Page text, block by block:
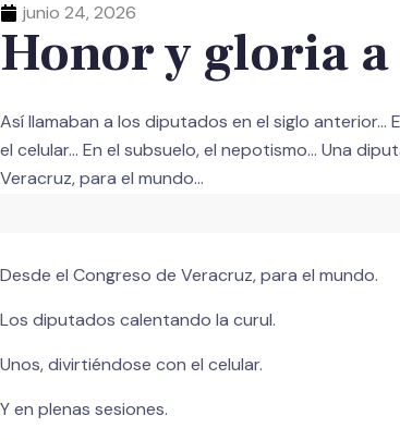
junio 24, 2026
Honor y gloria
Así llamaban a los diputados en el siglo
el celular… En el subsuelo, el nepotismo… Una
Veracruz, para el mundo…
Desde el Congreso de Veracruz, para el mundo.
Los diputados calentando la curul.
Unos, divirtiéndose con el celular.
Y en plenas sesiones.